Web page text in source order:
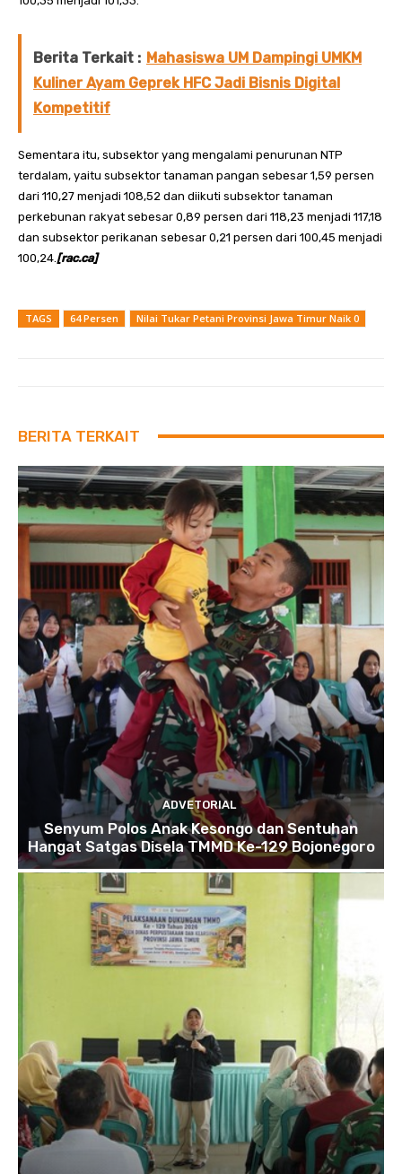
Berita Terkait : Mahasiswa UM Dampingi UMKM
Kuliner Ayam Geprek HFC Jadi Bisnis Digital
Kompetitif
Sementara itu, subsektor yang mengalami penurunan NTP
terdalam, yaitu subsektor tanaman pangan sebesar 1,59 persen
dari 110,27 menjadi 108,52 dan diikuti subsektor tanaman
perkebunan rakyat sebesar 0,89 persen dari 118,23 menjadi 117,18
dan subsektor perikanan sebesar 0,21 persen dari 100,45 menjadi
100,24. [rac.ca]
TAGS 64 Persen Nilai Tukar Petani Provinsi Jawa Timur Naik 0
BERITA TERKAIT
ADVETORIAL
Senyum Polos Anak Kesongo dan Sentuhan
Hangat Satgas Disela TMMD Ke-129 Bojonegoro